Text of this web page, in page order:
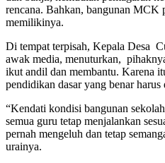
rencana. Bahkan, bangunan MCK
memilikinya.
Di tempat terpisah, Kepala Desa
awak media, menuturkan,
ikut andil dan membantu. Karena
pendidikan dasar yang benar harus
“Kendati kondisi bangunan
semua guru tetap menjalankan
pernah mengeluh dan tetap
urainya.